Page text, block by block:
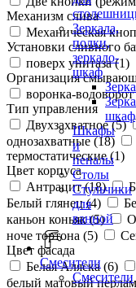
Зеркала,
полки,
зеркало-
шкаф
шкаф
Шкафы
и
пеналы
Столы
Стульчики
для
ванной
Смесители
Смесители
Механизм слива
Механическая
Установки сливного
поверх унитаза (1)
Организация
воронка-водоворот
Тип управления
Двухзахватное (5)
однозахватные (18)
термостатические (1)
Цвет корпуса
Антрацит (18)
Белый глянец (4)
каньон коньяк (5)
ноче тортона (5)
Цвет фасада
Белая Аляска (6)
белый матовый